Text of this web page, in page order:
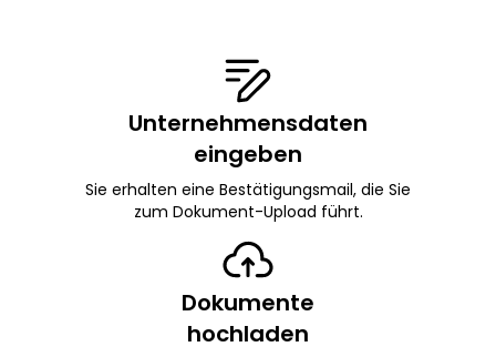
Unternehmensdaten
eingeben
Sie erhalten eine Bestätigungsmail, die Sie
zum Dokument-Upload führt.
Dokumente
hochladen